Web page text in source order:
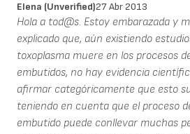
Elena (unverified)27 Abr 2013
Hola a tod@s. Estoy embarazada y
explicado que, aún existiendo
toxoplasma muere en los procesos
embutidos, no hay evidencia
afirmar categóricamente que esto
teniendo en cuenta que el proceso
embutido puede conllevar muchas